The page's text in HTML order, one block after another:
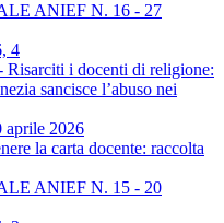
ANIEF N. 16 - 27
4
Risarciti i docenti di religione:
sancisce l’abuso nei
aprile 2026
la carta docente: raccolta
ANIEF N. 15 - 20